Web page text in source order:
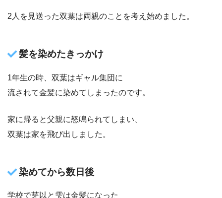
2人を見送った双葉は両親のことを考え始めました。
髪を染めたきっかけ
1年生の時、双葉はギャル集団に
流されて金髪に染めてしまったのです。
家に帰ると父親に怒鳴られてしまい、
双葉は家を飛び出しました。
染めてから数日後
学校で芽以と雫は金髪になった